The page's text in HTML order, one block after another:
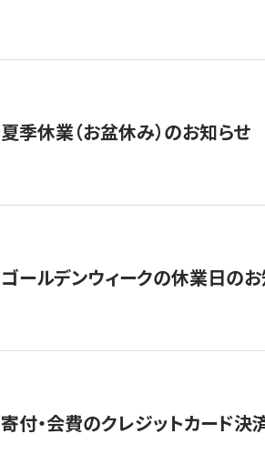
夏季休業（お盆休み）のお知らせ
ゴールデンウィークの休業日の
寄付・会費のクレジットカード決